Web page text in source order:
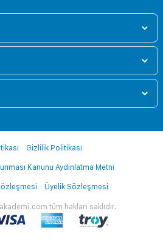
tüm hakları saklıdır.
Gizlilik Politikası
Kanunu Aydınlatma Metni
Üyelik Sözleşmesi